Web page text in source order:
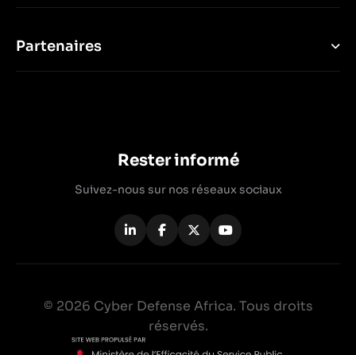
Partenaires
Rester informé
Suivez-nous sur nos réseaux sociaux
© 2026 Cyber Defense Africa. Tous droits
réservés.